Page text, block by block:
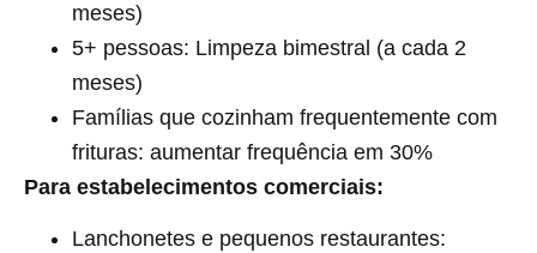
meses)
5+ pessoas: Limpeza bimestral (a cada 2
meses)
Famílias que cozinham frequentemente com
frituras: aumentar frequência em 30%
Para estabelecimentos comerciais:
Lanchonetes e pequenos restaurantes: